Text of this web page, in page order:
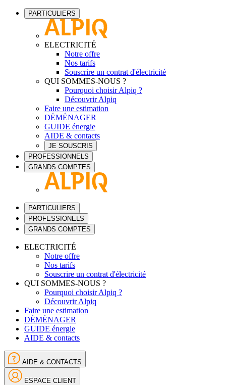
PARTICULIERS
ELECTRICITÉ
Notre offre
Nos tarifs
Souscrire un contrat d'électricité
QUI SOMMES-NOUS ?
Pourquoi choisir Alpiq ?
Découvrir Alpiq
Faire une estimation
DÉMÉNAGER
GUIDE énergie
AIDE & contacts
JE SOUSCRIS
PROFESSIONNELS
GRANDS COMPTES
PARTICULIERS
PROFESSIONELS
GRANDS COMPTES
ELECTRICITÉ
Notre offre
Nos tarifs
Souscrire un contrat d'électricité
QUI SOMMES-NOUS ?
Pourquoi choisir Alpiq ?
Découvrir Alpiq
Faire une estimation
DÉMÉNAGER
GUIDE énergie
AIDE & contacts
AIDE & CONTACTS
ESPACE CLIENT